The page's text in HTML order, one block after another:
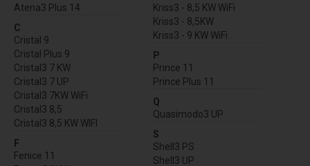
Atena3 Plus 14
C
Cristal 9
Cristal Plus 9
Cristal3 7 KW
Cristal3 7 UP
Cristal3 7KW WiFi
Cristal3 8,5
Cristal3 8,5 KW WIFI
F
Fenice 11
Kriss3 - 8,5 KW WiFi
Kriss3 - 8,5KW
Kriss3 - 9 KW WiFi
P
Prince 11
Prince Plus 11
Q
Quasimodo3 UP
S
Shell3 PS
Shell3 UP